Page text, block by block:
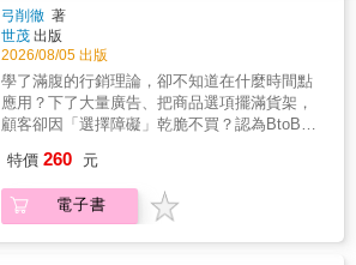
弓削徹 著
世茂 出版
2026/08/05 出版
學了滿腹的行銷理論，卻不知道在什麼時間點
應用？下了大量廣告、把商品選項擺滿貨架，
顧客卻因「選擇障礙」乾脆不買？認為BtoB是
場？這本書將徹底顛覆你的認知！全書以淺顯
易懂的語言，搭配精美插圖與圖表，循序漸進
地講解人類是如何不理性，進而利用這點，轉
特價 260 元
電子書